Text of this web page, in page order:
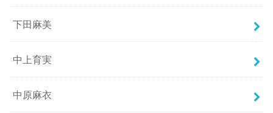
下田麻美
中上育実
中原麻衣